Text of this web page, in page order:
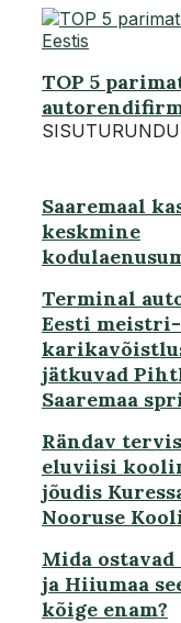
TOP 5
Saaremaal
keskmine
Terminal
Eesti
jätkuvad
Saaremaa
Rändav
eluviisi
jõudis
Nooruse
Mida ostavad
ja Hiiumaa
kõige enam?